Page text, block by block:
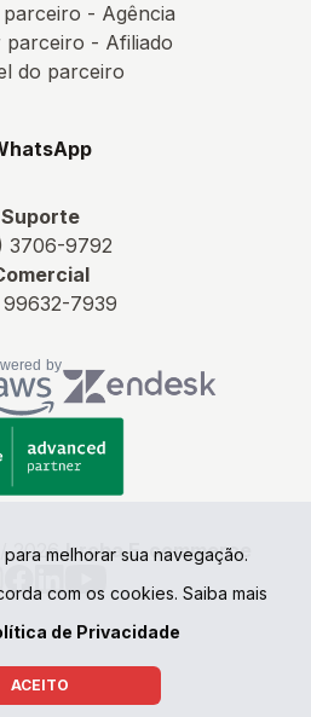
- Agência
parceiro - Afiliado
do parceiro
Suporte
3706-9792
99632-7939
2026Irroba E-commerce
melhorar sua navegação.
com os cookies. Saiba mais
de Privacidade
ACEITO